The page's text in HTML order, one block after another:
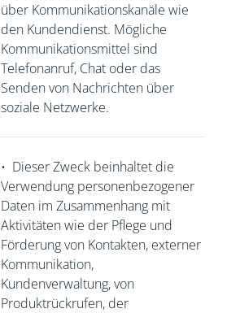
über Kommunikationskanäle wie
den Kundendienst. Mögliche
Kommunikationsmittel sind
Telefonanruf, Chat oder das
Senden von Nachrichten über
soziale Netzwerke.
• Dieser Zweck beinhaltet die
Verwendung personenbezogener
Daten im Zusammenhang mit
Aktivitäten wie der Pflege und
Förderung von Kontakten, externer
Kommunikation,
Kundenverwaltung, von
Produktrückrufen, der